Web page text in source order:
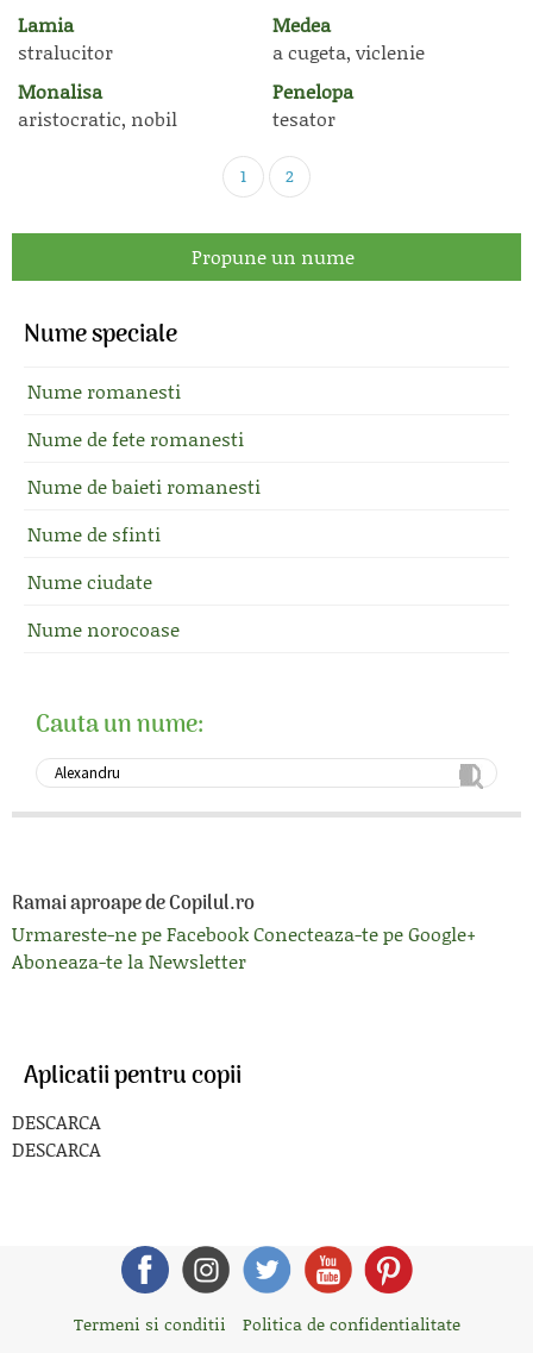
Lamia
stralucitor
Medea
a cugeta, viclenie
Monalisa
aristocratic, nobil
Penelopa
tesator
1 2
Propune un nume
Nume speciale
Nume romanesti
Nume de fete romanesti
Nume de baieti romanesti
Nume de sfinti
Nume ciudate
Nume norocoase
Cauta un nume:
Ramai aproape de Copilul.ro
Urmareste-ne pe FacebookConecteaza-te pe Google+
Aboneaza-te la Newsletter
Aplicatii pentru copii
DESCARCA
DESCARCA
Termeni si conditii
Politica de confidentialitate